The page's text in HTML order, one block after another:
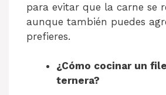
para evitar que la carne se
aunque también puedes
prefieres.
¿Cómo cocinar un
ternera?